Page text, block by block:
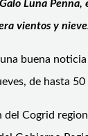
Luna
vientos y
buena
de hasta
Cogrid